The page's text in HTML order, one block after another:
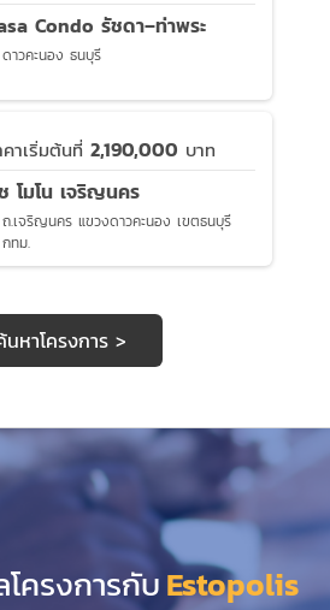
Condo รัชดา–ท่าพระ
ดาวคะนอง ธนบุรี
คาเริ่มต้นที่ 2,190,000 บาท
โมโน เจริญนคร
ถ.เจริญนคร แขวงดาวคะนอง เขตธนบุรี
กทม.
นหาโครงการ >
ครงการกับEstopolis